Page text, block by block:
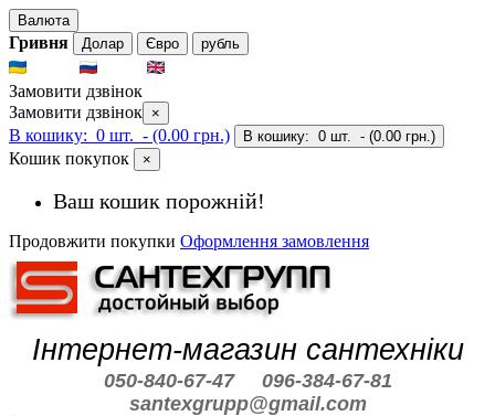
Валюта
Гривня Долар Євро рубль
Замовити дзвінок
Замовити дзвінок ×
В кошику: 0 шт. - (0.00 грн.) В кошику: 0 шт. - (0.00 грн.)
Кошик покупок ×
Ваш кошик порожній!
Продовжити покупки Оформлення замовлення
Інтернет-магазин сантехніки
050-840-67-47
096-384-67-81
santexgrupp@gmail.com